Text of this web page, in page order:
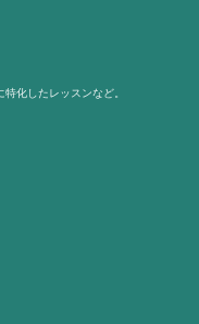
化したレッスンなど。